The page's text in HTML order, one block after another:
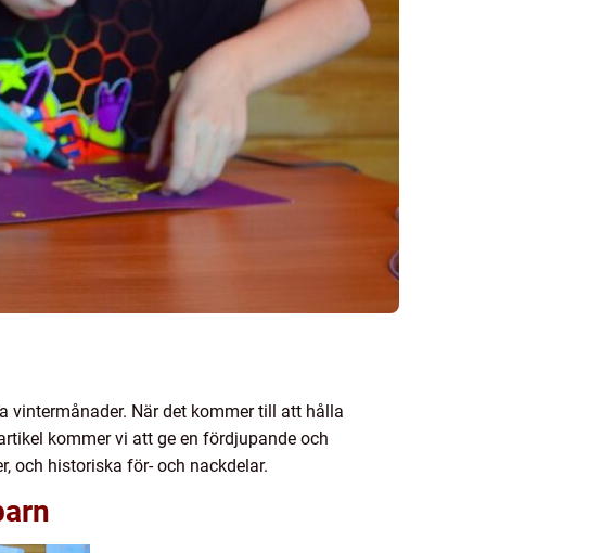
vintermånader. När det kommer till att hålla
kommer vi att ge en fördjupande och
och historiska för- och nackdelar.